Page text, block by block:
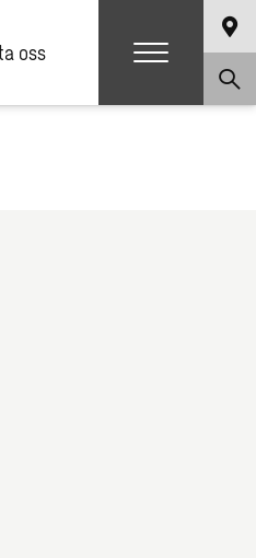
oss